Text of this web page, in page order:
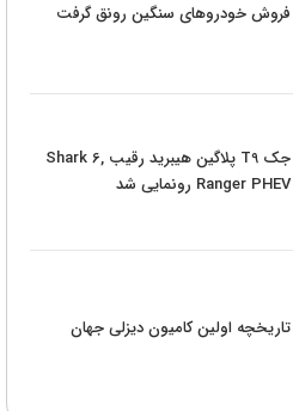
فروش خودروهای سنگین رونق گرفت
جک T9 پلاگین هیبرید رقیب Shark 6,
Ranger PHEV رونمایی شد
تاریخچه اولین کامیون دیزلی جهان